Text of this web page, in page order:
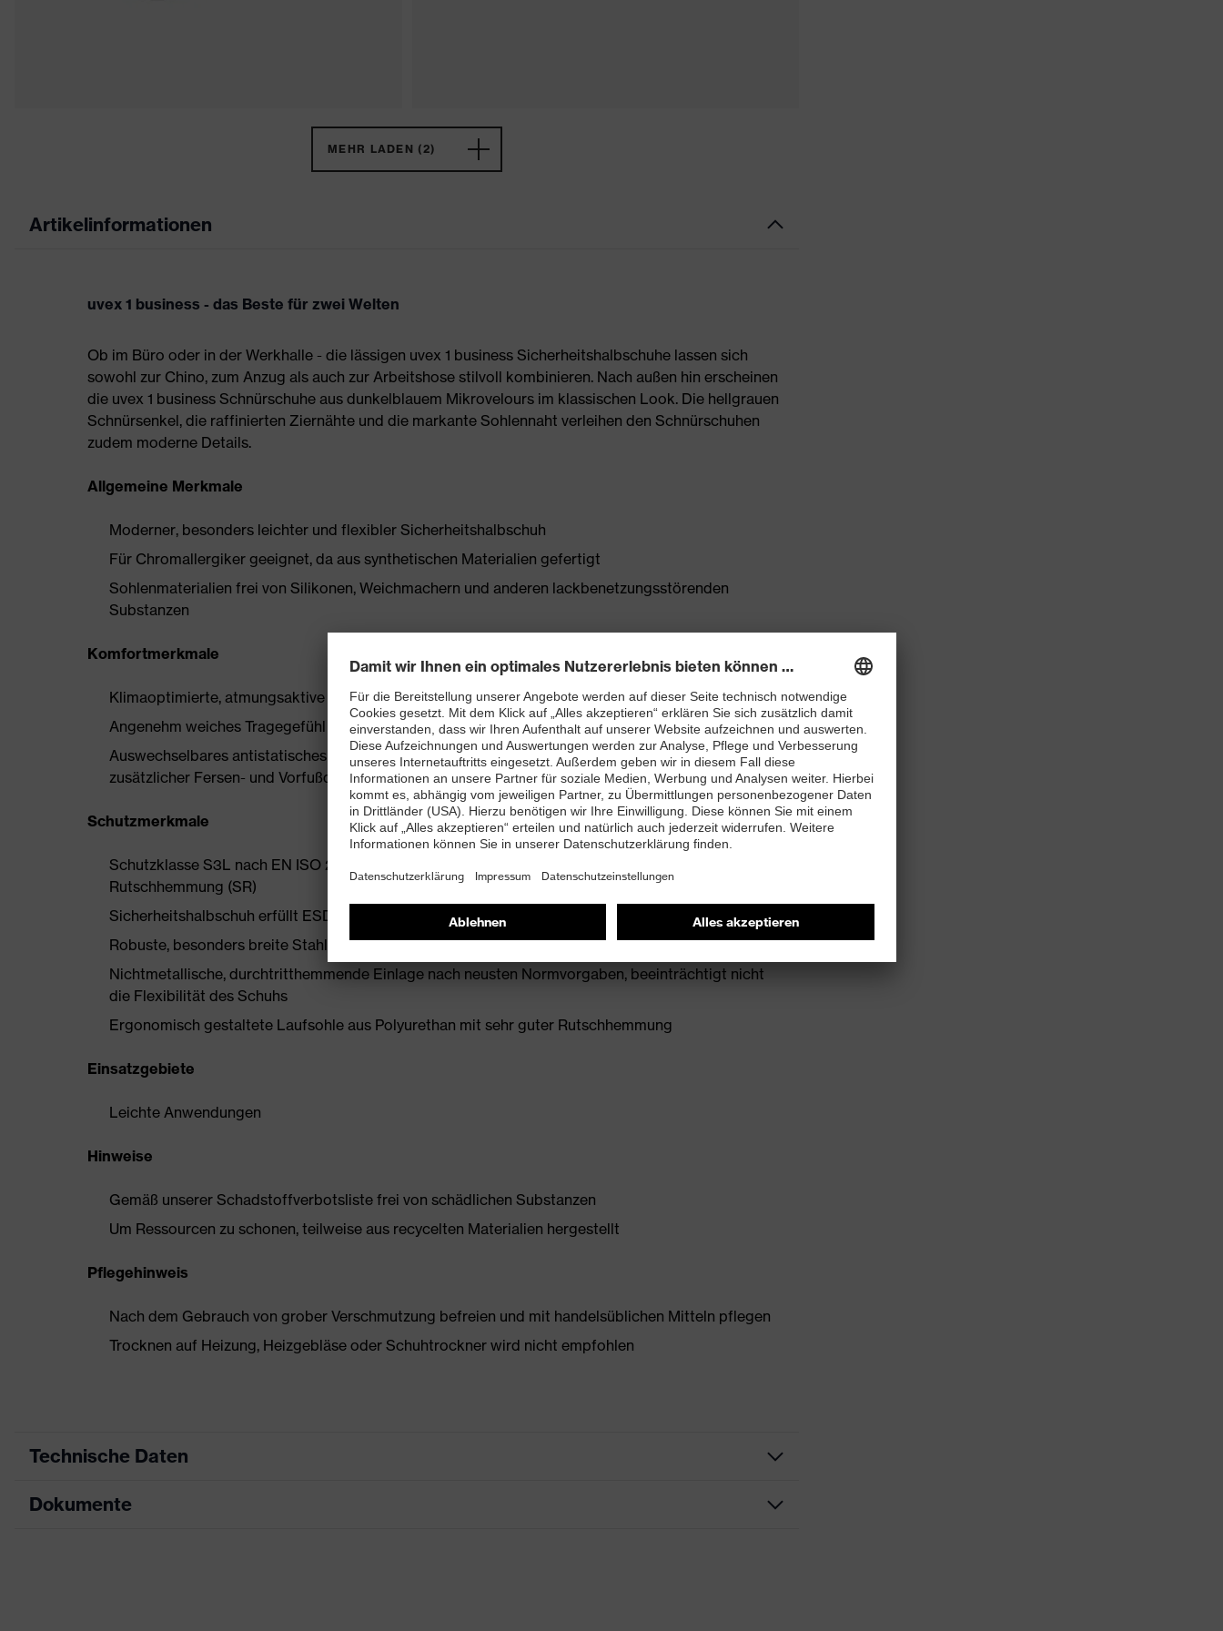
MEHR LADEN (2)
Artikelinformationen
uvex 1 business - das Beste für zwei Welten
Ob im Büro oder in der Werkhalle - die lässigen uvex 1 business Sicherheitshalbschuhe lassen sich
sowohl zur Chino, zum Anzug als auch zur Arbeitshose stilvoll kombinieren. Nach außen hin erscheinen
die uvex 1 business Schnürschuhe aus dunkelblauem Mikrovelours im klassischen Look. Die hellgrauen
Schnürsenkel, die raffinierten Ziernähte und die markante Sohlennaht verleihen den Schnürschuhen
zudem moderne Details.
Allgemeine Merkmale
Moderner, besonders leichter und flexibler Sicherheitshalbschuh
Für Chromallergiker geeignet, da aus synthetischen Materialien gefertigt
Sohlenmaterialien frei von Silikonen, Weichmachern und anderen lackbenetzungsstörenden
Substanzen
Komfortmerkmale
Klimaoptimierte, atmungsaktive Materialien
Angenehm weiches Tragegefühl ohne Druckstellen
Auswechselbares antistatisches Komfortfußbett mit Feuchtigkeitstransportsystem und
zusätzlicher Fersen- und Vorfußdämpfung
Schutzmerkmale
Schutzklasse S3L nach EN ISO 20345:2022 mit Zusatzkennzeichnung für sehr gute
Rutschhemmung (SR)
Sicherheitshalbschuh erfüllt ESD-Vorgaben mit Ableitwiderstand kleiner 100 Megaohm
Robuste, besonders breite Stahlzehenkappe für besten Tragekomfort
Nichtmetallische, durchtritthemmende Einlage nach neusten Normvorgaben, beeinträchtigt nicht
die Flexibilität des Schuhs
Ergonomisch gestaltete Laufsohle aus Polyurethan mit sehr guter Rutschhemmung
Einsatzgebiete
Leichte Anwendungen
Hinweise
Gemäß unserer Schadstoffverbotsliste frei von schädlichen Substanzen
Um Ressourcen zu schonen, teilweise aus recycelten Materialien hergestellt
Pflegehinweis
Nach dem Gebrauch von grober Verschmutzung befreien und mit handelsüblichen Mitteln pflegen
Trocknen auf Heizung, Heizgebläse oder Schuhtrockner wird nicht empfohlen
Technische Daten
Produktart
Dokumente